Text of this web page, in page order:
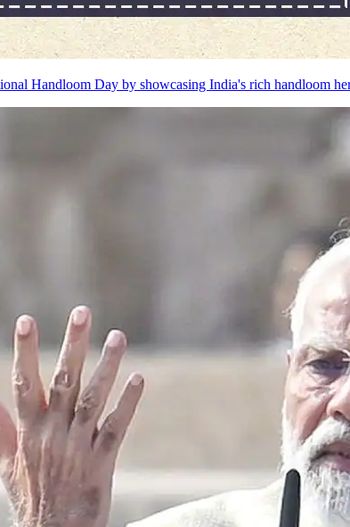
Handloom Day by showcasing India's rich handloom